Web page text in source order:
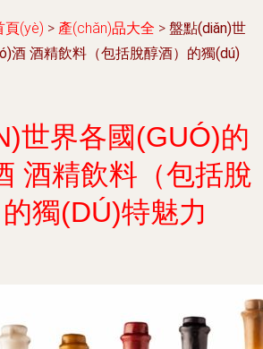
頁(yè) > 產(chǎn)品大全 > 盤點(diǎn)世
酒 酒精飲料（包括脫醇酒）的獨(dú)
世界各國(GUÓ)的
酒精飲料（包括脫
獨(DÚ)特魅力